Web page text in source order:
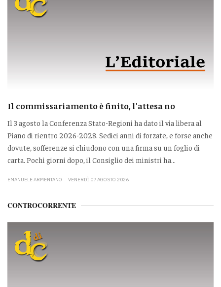
Il commissariamento è finito, l'attesa no
Il 3 agosto la Conferenza Stato-Regioni ha dato il via libera al
Piano di rientro 2026-2028. Sedici anni di forzate, e forse anche
dovute, sofferenze si chiudono con una firma su un foglio di
carta. Pochi giorni dopo, il Consiglio dei ministri ha...
EMANUELE ARMENTANO VENERDÌ 07 AGOSTO 2026
CONTROCORRENTE